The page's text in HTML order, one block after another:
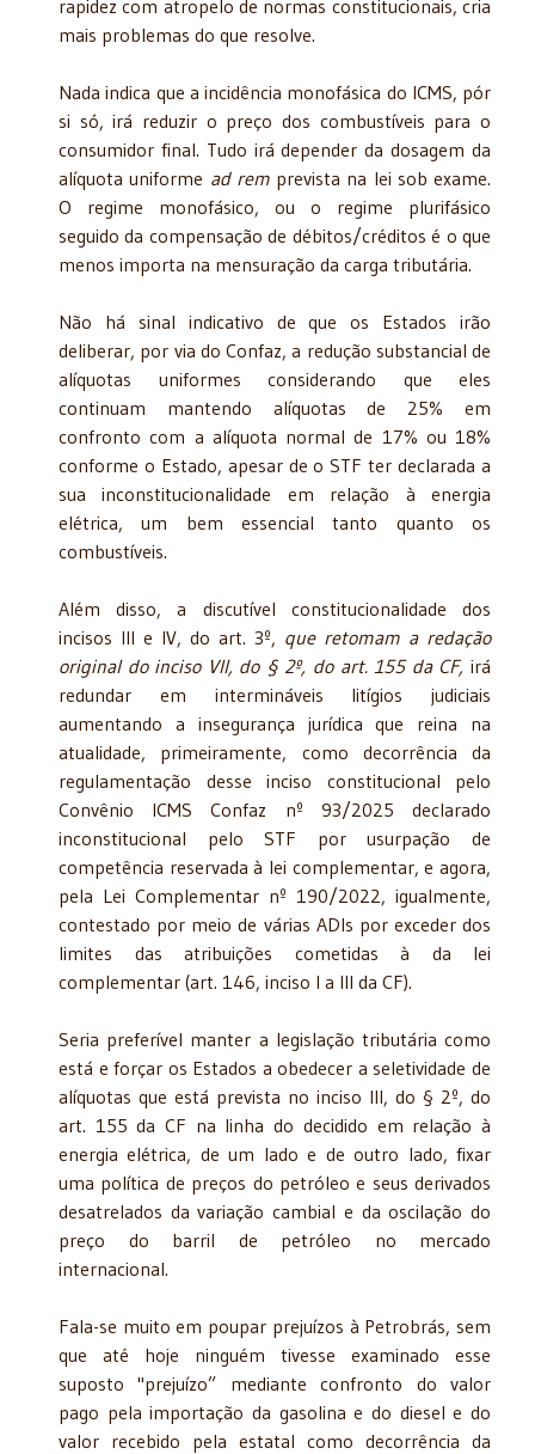
rapidez com atropelo de normas constitucionais, cria
mais problemas do que resolve.
Nada indica que a incidência monofásica do ICMS, pór
si só, irá reduzir o preço dos combustíveis para o
consumidor final. Tudo irá depender da dosagem da
alíquota uniforme ad rem prevista na lei sob exame.
O regime monofásico, ou o regime plurifásico
seguido da compensação de débitos/créditos é o que
menos importa na mensuração da carga tributária.
Não há sinal indicativo de que os Estados irão
deliberar, por via do Confaz, a redução substancial de
alíquotas uniformes considerando que eles
continuam mantendo alíquotas de 25% em
confronto com a alíquota normal de 17% ou 18%
conforme o Estado, apesar de o STF ter declarada a
sua inconstitucionalidade em relação à energia
elétrica, um bem essencial tanto quanto os
combustíveis.
Além disso, a discutível constitucionalidade dos
incisos III e IV, do art. 3º, que retomam a redação
original do inciso VII, do § 2º, do art. 155 da CF, irá
redundar em intermináveis litígios judiciais
aumentando a insegurança jurídica que reina na
atualidade, primeiramente, como decorrência da
regulamentação desse inciso constitucional pelo
Convênio ICMS Confaz nº 93/2025 declarado
inconstitucional pelo STF por usurpação de
competência reservada à lei complementar, e agora,
pela Lei Complementar nº 190/2022, igualmente,
contestado por meio de várias ADIs por exceder dos
limites das atribuições cometidas à da lei
complementar (art. 146, inciso I a III da CF).
Seria preferível manter a legislação tributária como
está e forçar os Estados a obedecer a seletividade de
alíquotas que está prevista no inciso III, do § 2º, do
art. 155 da CF na linha do decidido em relação à
energia elétrica, de um lado e de outro lado, fixar
uma política de preços do petróleo e seus derivados
desatrelados da variação cambial e da oscilação do
preço do barril de petróleo no mercado
internacional.
Fala-se muito em poupar prejuízos à Petrobrás, sem
que até hoje ninguém tivesse examinado esse
suposto "prejuízo” mediante confronto do valor
pago pela importação da gasolina e do diesel e do
valor recebido pela estatal como decorrência da